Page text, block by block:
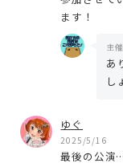
ます！
主
あ
し
ゆぐ
2025/5/16
最後の公演